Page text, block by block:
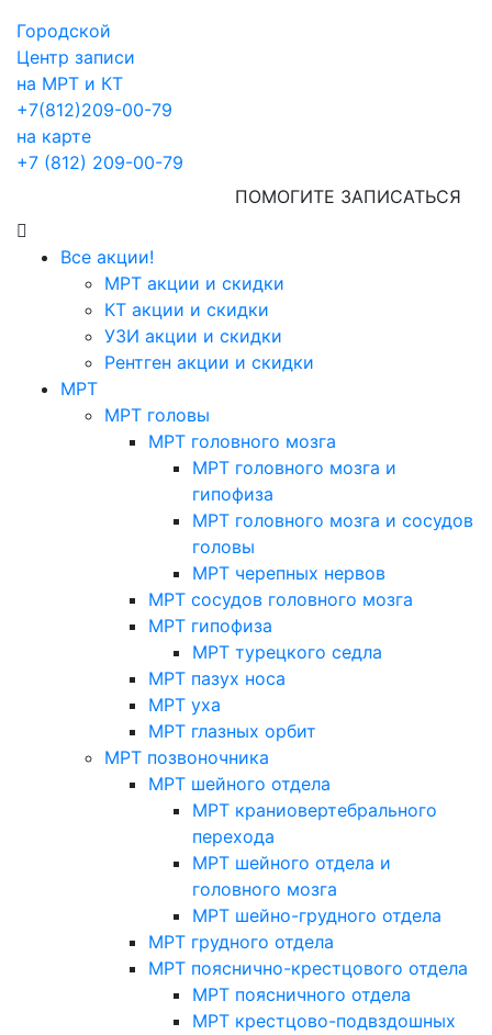
Городской
Центр записи
на МРТ и КТ
+7(812)209-00-79
на карте
+7 (812) 209-00-79
ПОМОГИТЕ ЗАПИСАТЬСЯ
Все акции!
МРТ акции и скидки
КТ акции и скидки
УЗИ акции и скидки
Рентген акции и скидки
МРТ
МРТ головы
МРТ головного мозга
МРТ головного мозга и
гипофиза
МРТ головного мозга и сосудов
головы
МРТ черепных нервов
МРТ сосудов головного мозга
МРТ гипофиза
МРТ турецкого седла
МРТ пазух носа
МРТ уха
МРТ глазных орбит
МРТ позвоночника
МРТ шейного отдела
МРТ краниовертебрального
перехода
МРТ шейного отдела и
головного мозга
МРТ шейно-грудного отдела
МРТ грудного отдела
МРТ пояснично-крестцового отдела
МРТ поясничного отдела
МРТ крестцово-подвздошных